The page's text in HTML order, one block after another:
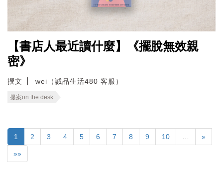
【書店人最近讀什麼】《擺脫無效親
密》
撰文 wei（誠品生活480 客服）
提案on the desk
1 2 3 4 5 6 7 8 9 10 »
»»